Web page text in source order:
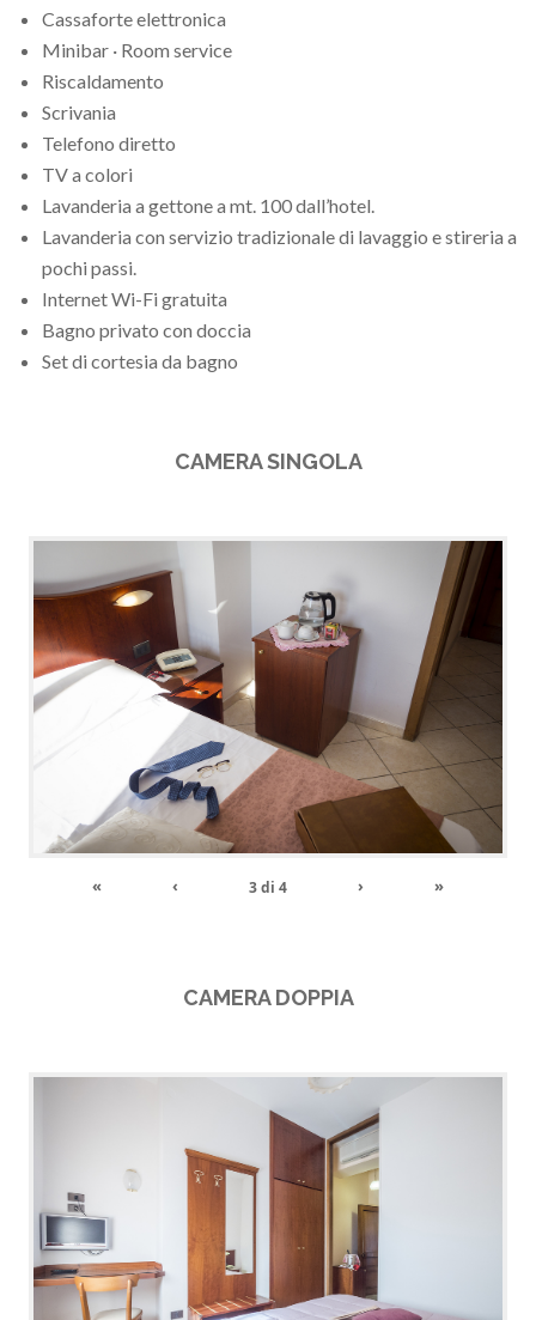
Cassaforte elettronica
Minibar · Room service
Riscaldamento
Scrivania
Telefono diretto
TV a colori
Lavanderia a gettone a mt. 100 dall’hotel.
Lavanderia con servizio tradizionale di lavaggio e stireria a
pochi passi.
Internet Wi-Fi gratuita
Bagno privato con doccia
Set di cortesia da bagno
CAMERA SINGOLA
« ‹ 3di 4 › »
CAMERA DOPPIA